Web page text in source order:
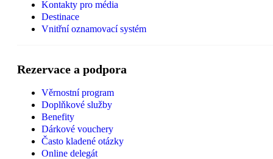
Kontakty pro média
Destinace
Vnitřní oznamovací systém
Rezervace a podpora
Věrnostní program
Doplňkové služby
Benefity
Dárkové vouchery
Často kladené otázky
Online delegát